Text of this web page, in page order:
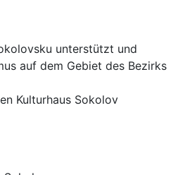
unterstützt und
auf dem Gebiet des Bezirks
Kulturhaus Sokolov